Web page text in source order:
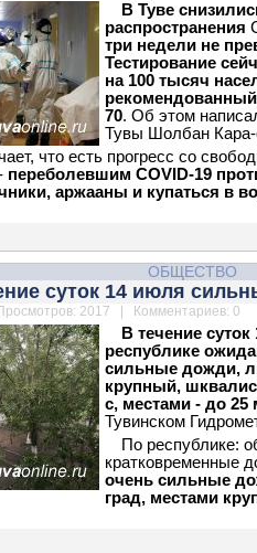
В Туве
распространения
три недели не
Тестирование
на 100 тысяч
70. Об этом
Тувы Шолбан Кара-
что есть прогресс со
переболевшим COVID-19
аржааны и купаться в
ОБЩЕСТВО
суток 14 июля
2017 | Комментариев: 0
В течение
республике
сильные дожди,
крупный,
с, местами - до 25
Тувинском
По республике:
кратковременные
очень сильные
град, местами